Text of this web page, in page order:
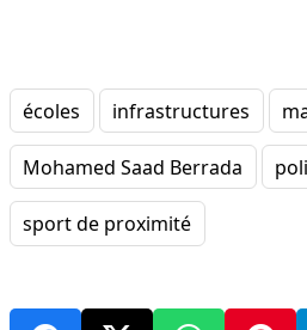
écoles infrastructures
Mohamed Saad Berrada
sport de proximité